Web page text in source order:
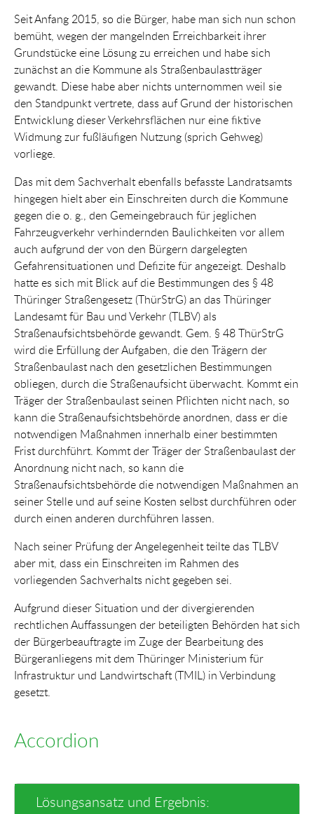
Seit Anfang 2015, so die Bürger, habe man sich nun schon
bemüht, wegen der mangelnden Erreichbarkeit ihrer
Grundstücke eine Lösung zu erreichen und habe sich
zunächst an die Kommune als Straßenbaulastträger
gewandt. Diese habe aber nichts unternommen weil sie
den Standpunkt vertrete, dass auf Grund der historischen
Entwicklung dieser Verkehrsflächen nur eine fiktive
Widmung zur fußläufigen Nutzung (sprich Gehweg)
vorliege.
Das mit dem Sachverhalt ebenfalls befasste Landratsamts
hingegen hielt aber ein Einschreiten durch die Kommune
gegen die o. g., den Gemeingebrauch für jeglichen
Fahrzeugverkehr verhindernden Baulichkeiten vor allem
auch aufgrund der von den Bürgern dargelegten
Gefahrensituationen und Defizite für angezeigt. Deshalb
hatte es sich mit Blick auf die Bestimmungen des § 48
Thüringer Straßengesetz (ThürStrG) an das Thüringer
Landesamt für Bau und Verkehr (TLBV) als
Straßenaufsichtsbehörde gewandt. Gem. § 48 ThürStrG
wird die Erfüllung der Aufgaben, die den Trägern der
Straßenbaulast nach den gesetzlichen Bestimmungen
obliegen, durch die Straßenaufsicht überwacht. Kommt ein
Träger der Straßenbaulast seinen Pflichten nicht nach, so
kann die Straßenaufsichtsbehörde anordnen, dass er die
notwendigen Maßnahmen innerhalb einer bestimmten
Frist durchführt. Kommt der Träger der Straßenbaulast der
Anordnung nicht nach, so kann die
Straßenaufsichtsbehörde die notwendigen Maßnahmen an
seiner Stelle und auf seine Kosten selbst durchführen oder
durch einen anderen durchführen lassen.
Nach seiner Prüfung der Angelegenheit teilte das TLBV
aber mit, dass ein Einschreiten im Rahmen des
vorliegenden Sachverhalts nicht gegeben sei.
Aufgrund dieser Situation und der divergierenden
rechtlichen Auffassungen der beteiligten Behörden hat sich
der Bürgerbeauftragte im Zuge der Bearbeitung des
Bürgeranliegens mit dem Thüringer Ministerium für
Infrastruktur und Landwirtschaft (TMIL) in Verbindung
gesetzt.
Accordion
Lösungsansatz und Ergebnis: